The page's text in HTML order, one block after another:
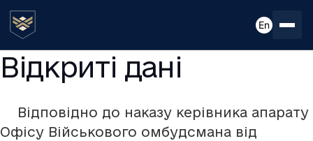
En
Відкриті дані
Відповідно до наказу керівника апарату
Офісу Військового омбудсмана від